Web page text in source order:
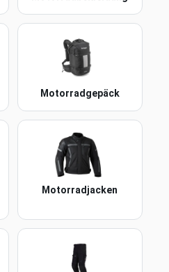
Motorradgepäck
Motorradjacken